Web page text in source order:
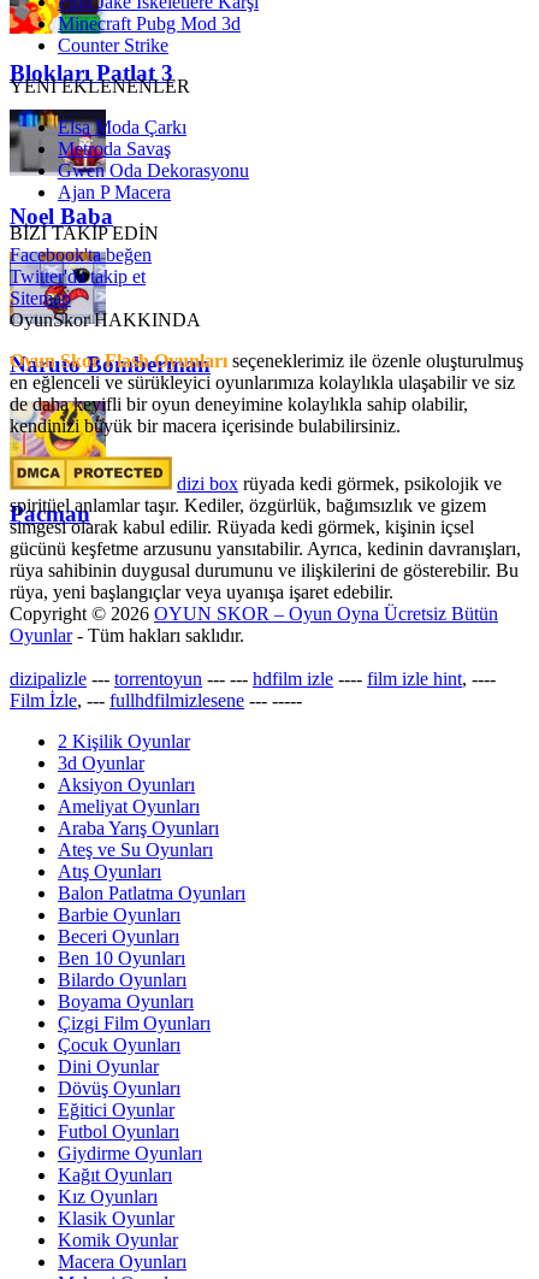
Blokları Patlat 3
Noel Baba
Naruto Bomberman
Pacman
Minecraft Pubg Mod 3d
Counter Strike
YENİ EKLENENLER
Elsa Moda Çarkı
Metroda Savaş
Gwen Oda Dekorasyonu
Ajan P Macera
BİZİ TAKİP EDİN
Facebook'ta beğen
Twitter'da takip et
Sitemap
OyunSkor HAKKINDA
Oyun Skor Flash Oyunları seçeneklerimiz ile özenle oluşturulmuş
en eğlenceli ve sürükleyici oyunlarımıza kolaylıkla ulaşabilir ve siz
de daha keyifli bir oyun deneyimine kolaylıkla sahip olabilir,
kendinizi büyük bir macera içerisinde bulabilirsiniz.
dizi box rüyada kedi görmek​, psikolojik ve
spiritüel anlamlar taşır. Kediler, özgürlük, bağımsızlık ve gizem
simgesi olarak kabul edilir. Rüyada kedi görmek, kişinin içsel
gücünü keşfetme arzusunu yansıtabilir. Ayrıca, kedinin davranışları,
rüya sahibinin duygusal durumunu ve ilişkilerini de gösterebilir. Bu
rüya, yeni başlangıçlar veya uyanışa işaret edebilir.
Copyright © 2026 OYUN SKOR – Oyun Oyna Ücretsiz Bütün
Oyunlar- Tüm hakları saklıdır.
dizipalizle --- torrentoyun --- --- hdfilm izle ---- film izle hint, ----
Film İzle, --- fullhdfilmizlesene --- -----
2 Kişilik Oyunlar
3d Oyunlar
Aksiyon Oyunları
Ameliyat Oyunları
Araba Yarış Oyunları
Ateş ve Su Oyunları
Atış Oyunları
Balon Patlatma Oyunları
Barbie Oyunları
Beceri Oyunları
Ben 10 Oyunları
Bilardo Oyunları
Boyama Oyunları
Çizgi Film Oyunları
Çocuk Oyunları
Dini Oyunlar
Dövüş Oyunları
Eğitici Oyunlar
Futbol Oyunları
Giydirme Oyunları
Kağıt Oyunları
Kız Oyunları
Klasik Oyunlar
Komik Oyunlar
Macera Oyunları